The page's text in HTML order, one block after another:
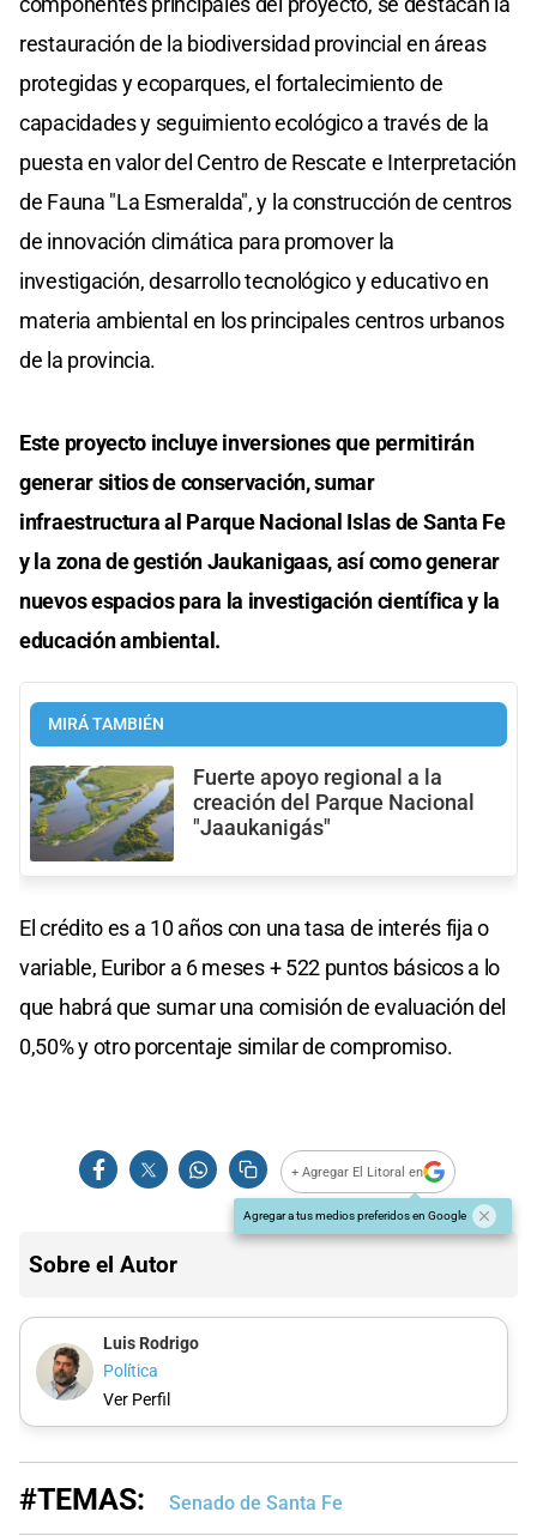
restauración de la biodiversidad provincial en áreas
protegidas y ecoparques, el fortalecimiento de
capacidades y seguimiento ecológico a través de la
puesta en valor del Centro de Rescate e Interpretación
de Fauna "La Esmeralda", y la construcción de centros
de innovación climática para promover la
investigación, desarrollo tecnológico y educativo en
materia ambiental en los principales centros urbanos
de la provincia.
Este proyecto incluye inversiones que permitirán
generar sitios de conservación, sumar
infraestructura al Parque Nacional Islas de Santa Fe
y la zona de gestión Jaukanigaas, así como generar
nuevos espacios para la investigación científica y la
educación ambiental.
MIRÁ TAMBIÉN
Fuerte apoyo regional a la
creación del Parque Nacional
"Jaaukanigás"
El crédito es a 10 años con una tasa de interés fija o
variable, Euribor a 6 meses + 522 puntos básicos a lo
que habrá que sumar una comisión de evaluación del
0,50% y otro porcentaje similar de compromiso.
+ Agregar El Litoral en
Agregar a tus medios preferidos en Google
Sobre el Autor
Luis Rodrigo
Política
Ver Perfil
#TEMAS: Senado de Santa Fe